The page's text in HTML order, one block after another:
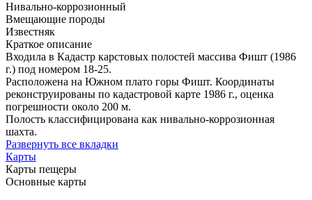
Нивально-коррозионный
Вмещающие породы
Известняк
Краткое описание
Входила в Кадастр карстовых полостей массива Фишт (1986
г.) под номером 18-25.
Расположена на Южном плато горы Фишт. Координаты
реконструированы по кадастровой карте 1986 г., оценка
погрешности около 200 м.
Полость классифицирована как нивально-коррозионная
шахта.
Развернуть все вкладки
Карты
Карты пещеры
Основные карты